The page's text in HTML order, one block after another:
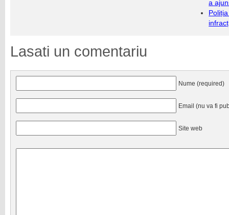
a
Lasati un comentariu
Nume (required)
Email (nu va fi
Site web